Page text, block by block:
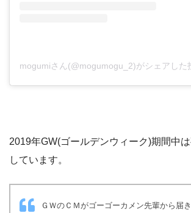
mogumiさん(@mogumogu_2)がシェアした
2019年GW(ゴールデンウィーク)期間中
しています。
ＧＷのＣＭがゴーゴーカメン先輩から届